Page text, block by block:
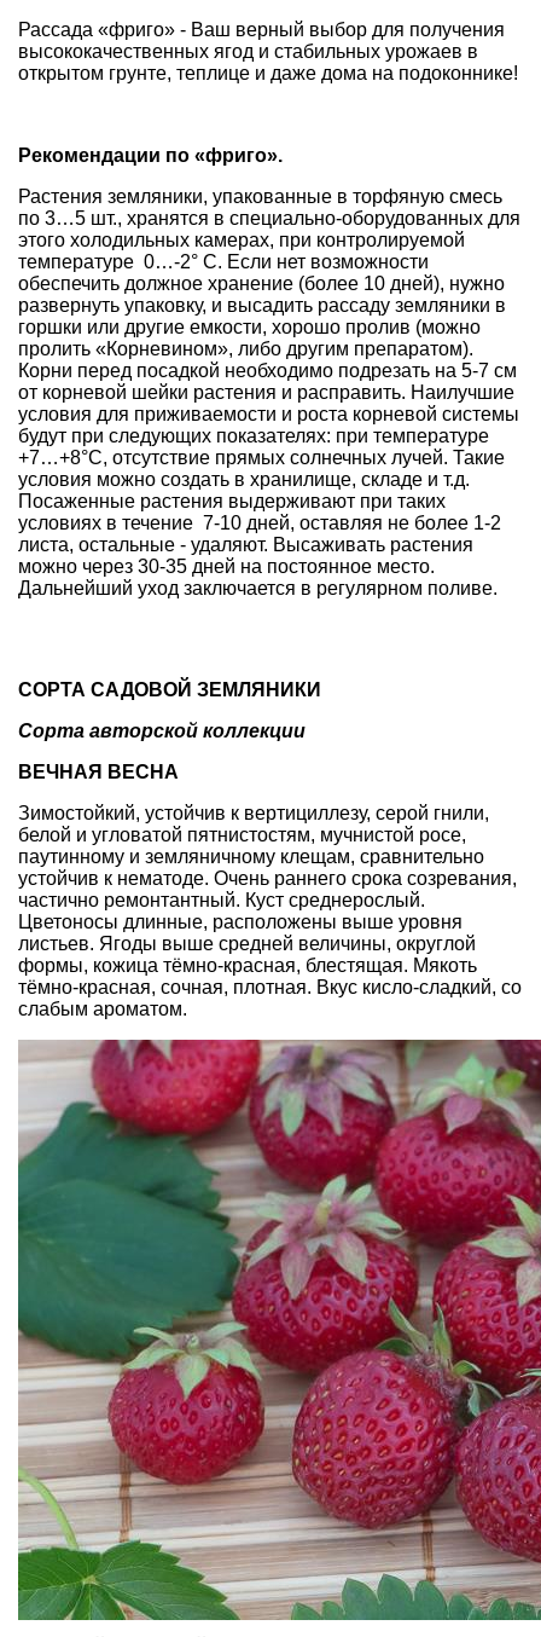
Рассада «фриго» - Ваш верный выбор для получения
высококачественных ягод и стабильных урожаев в
открытом грунте, теплице и даже дома на подоконнике!
Рекомендации по «фриго».
Растения земляники, упакованные в торфяную смесь
по 3…5 шт., хранятся в специально-оборудованных для
этого холодильных камерах, при контролируемой
температуре 0…-2° C. Если нет возможности
обеспечить должное хранение (более 10 дней), нужно
развернуть упаковку, и высадить рассаду земляники в
горшки или другие емкости, хорошо пролив (можно
пролить «Корневином», либо другим препаратом).
Корни перед посадкой необходимо подрезать на 5-7 см
от корневой шейки растения и расправить. Наилучшие
условия для приживаемости и роста корневой системы
будут при следующих показателях: при температуре
+7…+8°C, отсутствие прямых солнечных лучей. Такие
условия можно создать в хранилище, складе и т.д.
Посаженные растения выдерживают при таких
условиях в течение 7-10 дней, оставляя не более 1-2
листа, остальные - удаляют. Высаживать растения
можно через 30-35 дней на постоянное место.
Дальнейший уход заключается в регулярном поливе.
СОРТА САДОВОЙ ЗЕМЛЯНИКИ
Сорта авторской коллекции
ВЕЧНАЯ ВЕСНА
Зимостойкий, устойчив к вертициллезу, серой гнили,
белой и угловатой пятнистостям, мучнистой росе,
паутинному и земляничному клещам, сравнительно
устойчив к нематоде. Очень раннего срока созревания,
частично ремонтантный. Куст среднерослый.
Цветоносы длинные, расположены выше уровня
листьев. Ягоды выше средней величины, округлой
формы, кожица тёмно-красная, блестящая. Мякоть
тёмно-красная, сочная, плотная. Вкус кисло-сладкий, со
слабым ароматом.